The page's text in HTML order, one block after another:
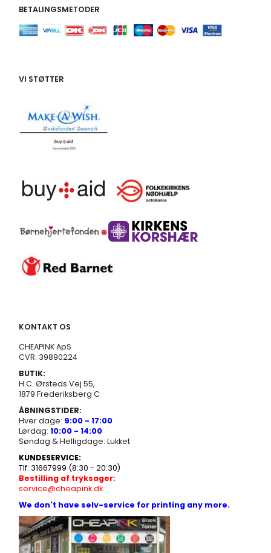
BETALINGSMETODER
VI STØTTER
KONTAKT OS
CHEAPINK ApS
CVR: 39890224
BUTIK:
H.C. Ørsteds Vej 55,
1879 Frederiksberg C
ÅBNINGSTIDER:
Hver dage: 9:00 - 17:00
Lørdag: 10:00 - 14:00
Søndag & Helligdage: Lukket
KUNDESERVICE:
Tlf: 31667999 (8:30 - 20:30)
Bestilling af tryksager:
service@cheapink.dk
We don't have selv-service for printing any more.